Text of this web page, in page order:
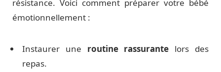
résistance. Voici comment préparer votre bébé
émotionnellement :
Instaurer une routine rassurante lors des
repas.